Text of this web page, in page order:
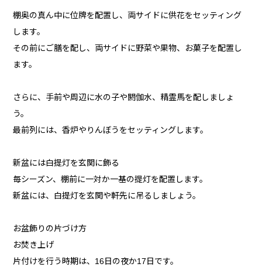
棚奥の真ん中に位牌を配置し、両サイドに供花をセッティング
します。
その前にご膳を配し、両サイドに野菜や果物、お菓子を配置し
ます。
さらに、手前や周辺に水の子や閼伽水、精霊馬を配しましょ
う。
最前列には、香炉やりんぼうをセッティングします。
新盆には白提灯を玄関に飾る
毎シーズン、棚前に一対か一基の提灯を配置します。
新盆には、白提灯を玄関や軒先に吊るしましょう。
お盆飾りの片づけ方
お焚き上げ
片付けを行う時期は、16日の夜か17日です。